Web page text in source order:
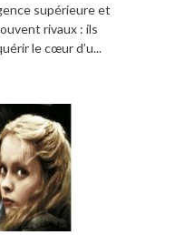
supérieure et
rivaux : ils
le cœur d’u...